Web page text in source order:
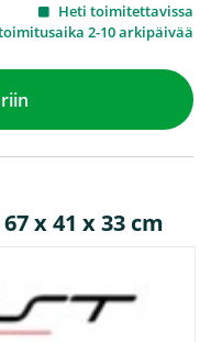
Heti toimitettavissa
2-10 arkipäivää
x 41 x 33 cm